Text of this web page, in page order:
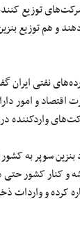
توزیع
و هم توزیع
نفتی ایران
اقتصاد و امور
واردکننده
سوپر به کشور
کنار کشور حتی
کرده و واردات